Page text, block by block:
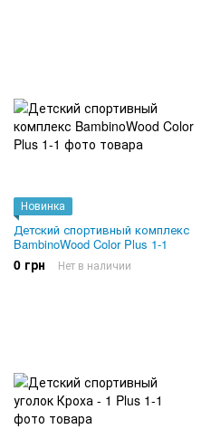
Новинка
Детский спортивный комплекс
BambinoWood Color Plus 1-1
0 грн Нет в наличии